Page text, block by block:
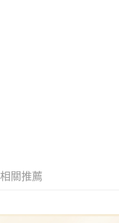
相關推薦